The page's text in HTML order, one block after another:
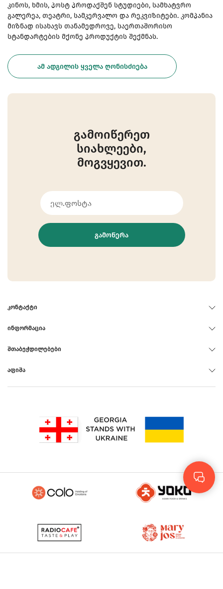
კინოს, ხმის, პოსტ პროდაქშენ სტუდიები, სამხატვრო
გალერეა, თეატრი, სამკერვალო და რეკვიზიტები. კომპანია
მიზნად ისახავს თანამედროვე, საერთაშორისო
სტანდარტების მქონე პროდუქტის შექმნას.
ᲐᲛ ᲐᲓᲒᲘᲚᲘᲡ ᲧᲕᲔᲚᲐ ᲦᲝᲜᲘᲡᲫᲘᲔᲑᲐ
გამოიწერეთ
სიახლეები,
მოგვყევით.
ᲒᲐᲛᲝᲬᲔᲠᲐ
ᲙᲝᲜᲢᲐᲥᲢᲘ
ᲘᲜᲤᲝᲠᲛᲐᲪᲘᲐ
ᲨᲗᲐᲑᲔᲭᲓᲘᲚᲔᲑᲔᲑᲘ
ᲐᲤᲘᲨᲐ
Rus